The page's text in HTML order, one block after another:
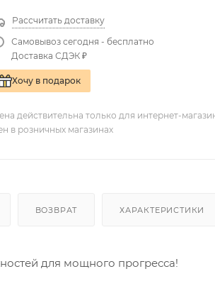
Рассчитать доставку
Самовывоз сегодня - бесплатно
Доставка СДЭК ₽
Хочу в подарок
действительна только для интернет-
в розничных магазинах
ВОЗВРАТ ХАРАКТЕРИСТИКИ
для мощного прогресса!